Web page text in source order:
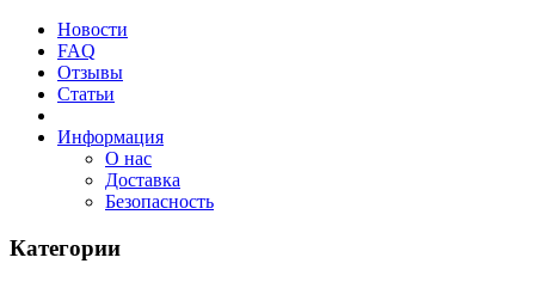
Новости
FAQ
Отзывы
Статьи
Информация
О нас
Доставка
Безопасность
Категории